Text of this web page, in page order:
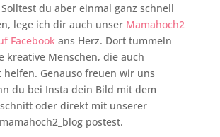
du aber einmal ganz schnell
lege ich dir auch unser Mamahoch2
Facebook ans Herz. Dort tummeln
kreative Menschen, die auch
Genauso freuen wir uns
du bei Insta dein Bild mit dem
oder direkt mit unserer
postest.